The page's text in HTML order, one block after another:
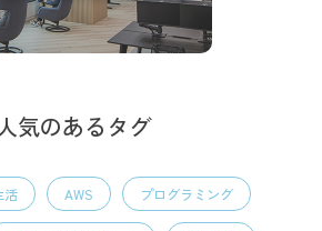
気のあるタグ
活 AWS プログラミング